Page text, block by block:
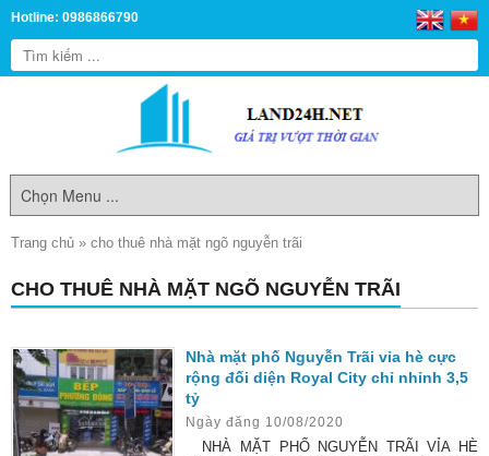
Hotline: 0986866790
Trang chủ » cho thuê nhà mặt ngõ nguyễn trãi
CHO THUÊ NHÀ MẶT NGÕ NGUYỄN TRÃI
Nhà mặt phố Nguyễn Trãi vỉa hè cực
rộng đối diện Royal City chỉ nhỉnh 3,5
tỷ
Ngày đăng 10/08/2020
NHÀ MẶT PHỐ NGUYỄN TRÃI VỈA HÈ